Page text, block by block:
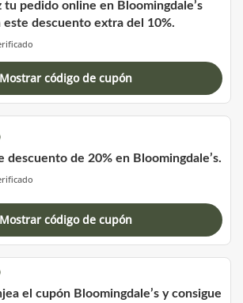
tu pedido online en Bloomingdale’s
este descuento extra del 10%.
Mostrar código de cupón
descuento de 20% en Bloomingdale’s.
Mostrar código de cupón
el cupón Bloomingdale’s y consigue